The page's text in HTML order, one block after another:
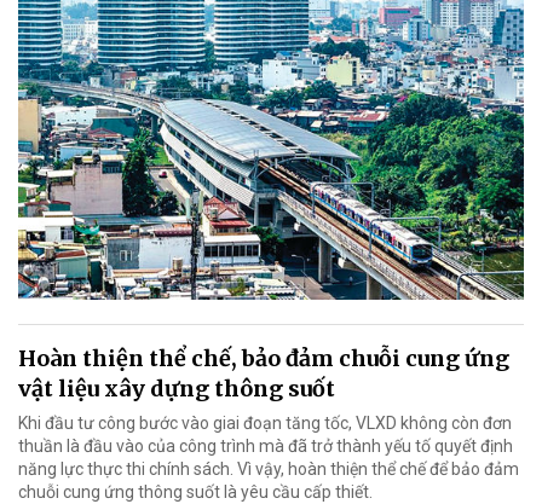
Hoàn thiện thể chế, bảo đảm chuỗi cung ứng
vật liệu xây dựng thông suốt
Khi đầu tư công bước vào giai đoạn tăng tốc, VLXD không còn đơn
thuần là đầu vào của công trình mà đã trở thành yếu tố quyết định
năng lực thực thi chính sách. Vì vậy, hoàn thiện thể chế để bảo đảm
chuỗi cung ứng thông suốt là yêu cầu cấp thiết.